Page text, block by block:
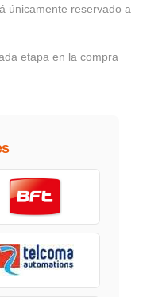
únicamente reservado a
etapa en la compra